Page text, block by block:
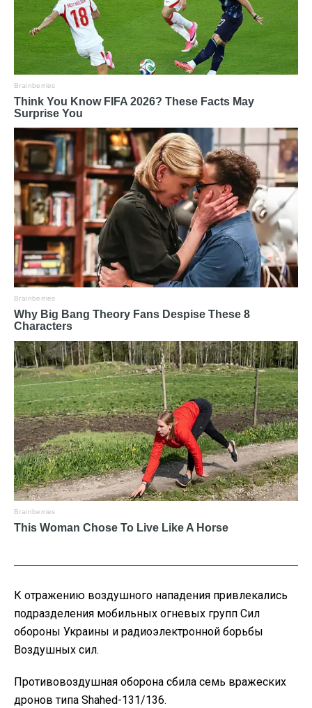
К отражению воздушного нападения привлекались
подразделения мобильных огневых групп Сил
обороны Украины и радиоэлектронной борьбы
Воздушных сил.
Противовоздушная оборона сбила семь вражеских
дронов типа Shahed-131/136.